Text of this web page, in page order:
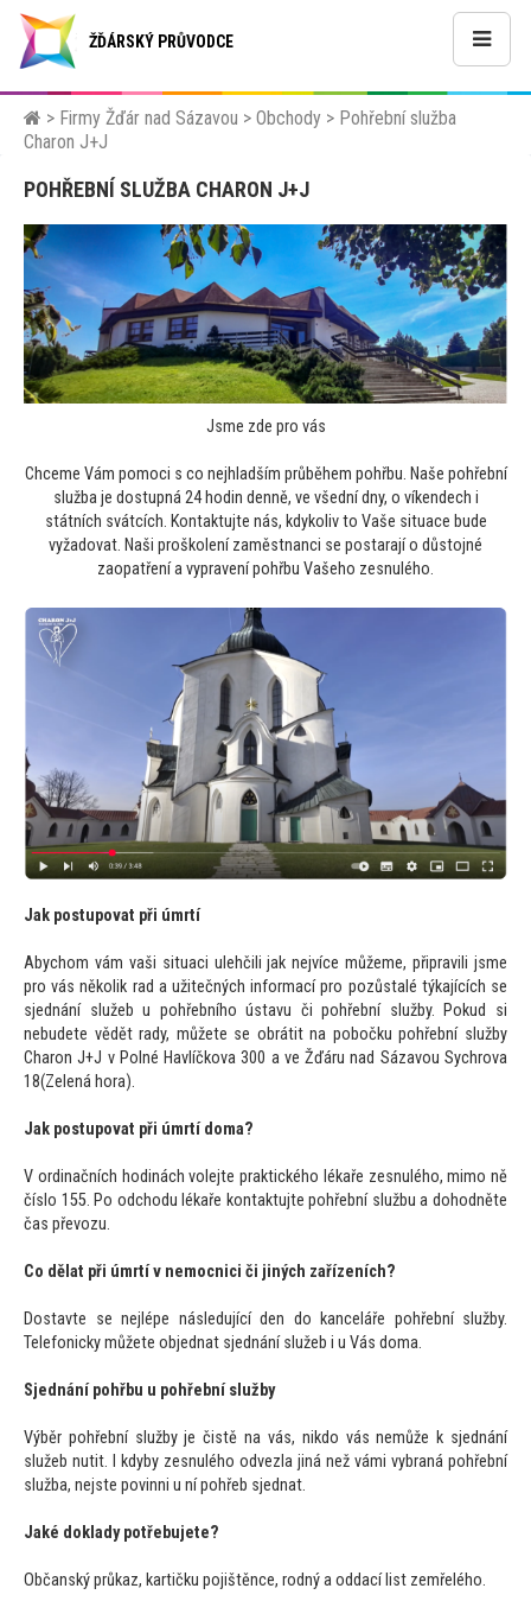
ŽĎÁRSKÝ PRŮVODCE
> Firmy Žďár nad Sázavou > Obchody > Pohřební služba
Charon J+J
POHŘEBNÍ SLUŽBA CHARON J+J
Jsme zde pro vás
Chceme Vám pomoci s co nejhladším průběhem pohřbu. Naše pohřební
služba je dostupná 24 hodin denně, ve všední dny, o víkendech i
státních svátcích. Kontaktujte nás, kdykoliv to Vaše situace bude
vyžadovat. Naši proškolení zaměstnanci se postarají o důstojné
zaopatření a vypravení pohřbu Vašeho zesnulého.
Jak postupovat při úmrtí
Abychom vám vaši situaci ulehčili jak nejvíce můžeme, připravili jsme
pro vás několik rad a užitečných informací pro pozůstalé týkajících se
sjednání služeb u pohřebního ústavu či pohřební služby. Pokud si
nebudete vědět rady, můžete se obrátit na pobočku pohřební služby
Charon J+J v Polné Havlíčkova 300 a ve Žďáru nad Sázavou Sychrova
18(Zelená hora).
Jak postupovat při úmrtí doma?
V ordinačních hodinách volejte praktického lékaře zesnulého, mimo ně
číslo 155. Po odchodu lékaře kontaktujte pohřební službu a dohodněte
čas převozu.
Co dělat při úmrtí v nemocnici či jiných zařízeních?
Dostavte se nejlépe následující den do kanceláře pohřební služby.
Telefonicky můžete objednat sjednání služeb i u Vás doma.
Sjednání pohřbu u pohřební služby
Výběr pohřební služby je čistě na vás, nikdo vás nemůže k sjednání
služeb nutit. I kdyby zesnulého odvezla jiná než vámi vybraná pohřební
služba, nejste povinni u ní pohřeb sjednat.
Jaké doklady potřebujete?
Občanský průkaz, kartičku pojištěnce, rodný a oddací list zemřelého.